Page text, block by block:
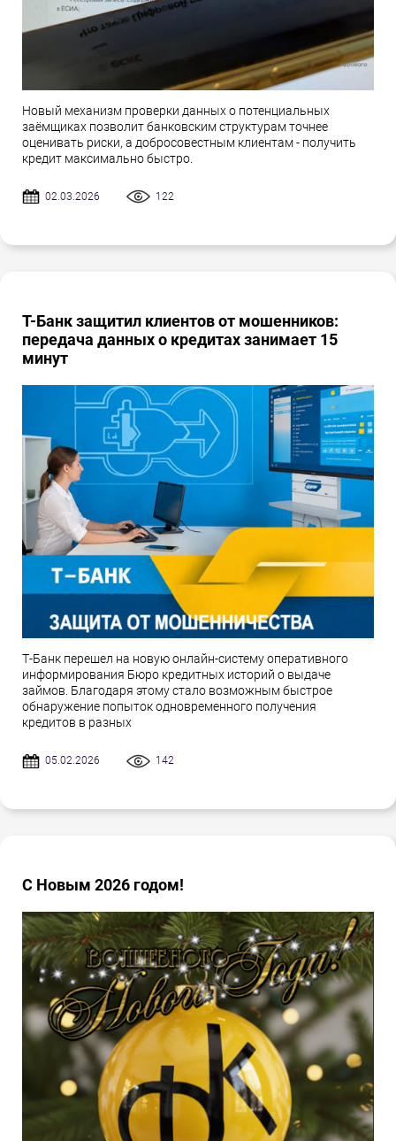
Новый механизм проверки данных о потенциальных
заёмщиках позволит банковским структурам точнее
оценивать риски, а добросовестным клиентам - получить
кредит максимально быстро.
02.03.2026 122
Т-Банк защитил клиентов от мошенников:
передача данных о кредитах занимает 15
минут
Т-Банк перешел на новую онлайн-систему оперативного
информирования Бюро кредитных историй о выдаче
займов. Благодаря этому стало возможным быстрое
обнаружение попыток одновременного получения
кредитов в разных
05.02.2026 142
С Новым 2026 годом!